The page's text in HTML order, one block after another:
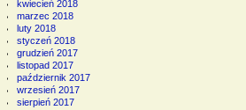
kwiecień 2018
marzec 2018
luty 2018
styczeń 2018
grudzień 2017
listopad 2017
październik 2017
wrzesień 2017
sierpień 2017